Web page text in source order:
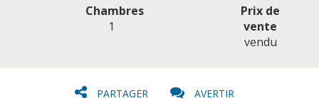
Chambres
1
Prix de
vente
vendu
PARTAGER AVERTIR